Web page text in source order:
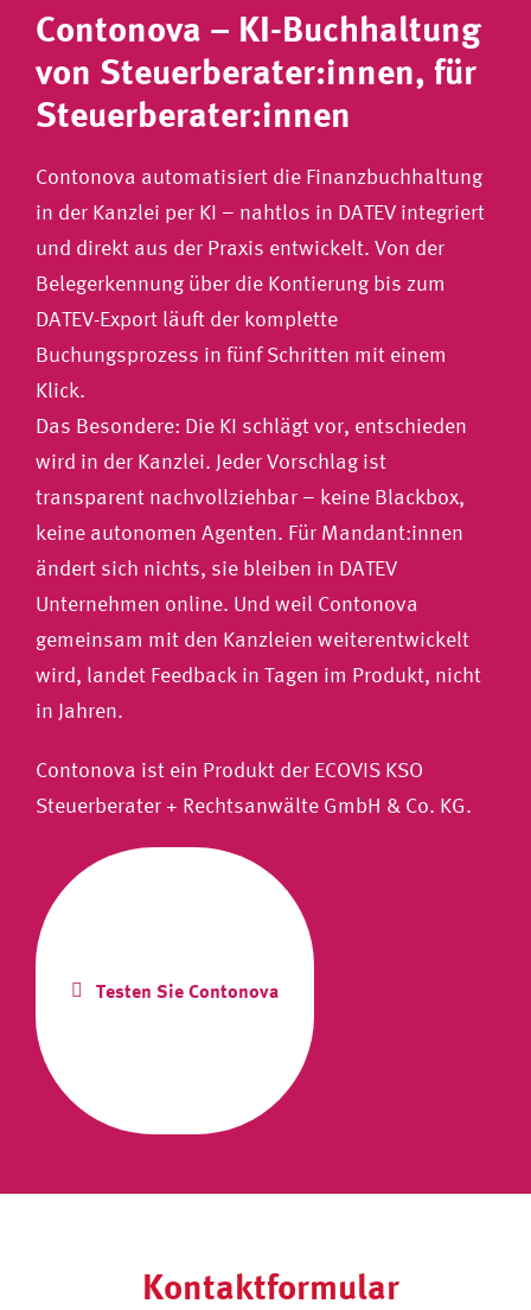
Contonova – KI-Buchhaltung
von Steuerberater:innen, für
Steuerberater:innen
Contonova automatisiert die Finanzbuchhaltung
in der Kanzlei per KI – nahtlos in DATEV integriert
und direkt aus der Praxis entwickelt. Von der
Belegerkennung über die Kontierung bis zum
DATEV-Export läuft der komplette
Buchungsprozess in fünf Schritten mit einem
Klick.
Das Besondere: Die KI schlägt vor, entschieden
wird in der Kanzlei. Jeder Vorschlag ist
transparent nachvollziehbar – keine Blackbox,
keine autonomen Agenten. Für Mandant:innen
ändert sich nichts, sie bleiben in DATEV
Unternehmen online. Und weil Contonova
gemeinsam mit den Kanzleien weiterentwickelt
wird, landet Feedback in Tagen im Produkt, nicht
in Jahren.
Contonova ist ein Produkt der ECOVIS KSO
Steuerberater + Rechtsanwälte GmbH & Co. KG.
Testen Sie Contonova
Kontaktformular